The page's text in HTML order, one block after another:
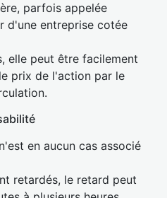
parfois appelée
d'une entreprise cotée
elle peut être facilement
prix de l'action par le
en aucun cas associé
retardés, le retard peut